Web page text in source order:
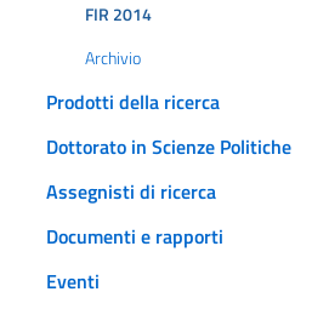
FIR 2014
Archivio
Prodotti della ricerca
Dottorato in Scienze Politiche
Assegnisti di ricerca
Documenti e rapporti
Eventi